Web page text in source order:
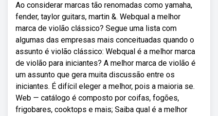
Ao considerar marcas tão renomadas como yamaha,
fender, taylor guitars, martin &. Webqual a melhor
marca de violão clássico? Segue uma lista com
algumas das empresas mais conceituadas quando o
assunto é violão clássico: Webqual é a melhor marca
de violão para iniciantes? A melhor marca de violão é
um assunto que gera muita discussão entre os
iniciantes. É difícil eleger a melhor, pois a maioria se.
Web — catálogo é composto por coifas, fogões,
frigobares, cooktops e mais; Saiba qual é a melhor